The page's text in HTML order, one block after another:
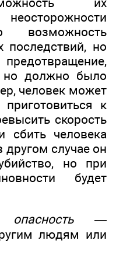
возможность
последствий, но
но должно было
человек может
к
скорость
человека
случае он
но при
будет
опасность—
людям или